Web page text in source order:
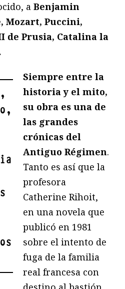
a Benjamin
Mozart, Puccini,
de Prusia, Catalina la
Siempre entre la
historia y el mito,
su obra es una de
las grandes
crónicas del
Antiguo Régimen.
Tanto es así que la
profesora
Catherine Rihoit,
en una novela que
publicó en 1981
sobre el intento de
fuga de la familia
real francesa con